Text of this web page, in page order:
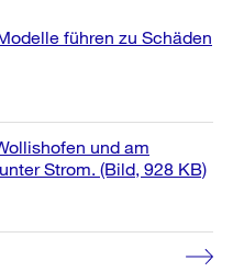
führen zu Schäden
und am
Strom. (Bild, 928 KB)